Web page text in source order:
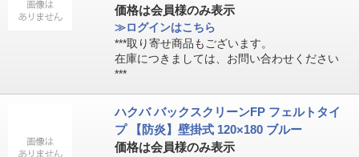
価格は会員様のみ表示
≫ログインはこちら
***取り寄せ商品もございます。
在庫につきましては、お問い合わせください
***
ハクバ バックスクリーンFP フェルトタイ
プ 【防炎】壁掛式 120×180 ブルー
価格は会員様のみ表示